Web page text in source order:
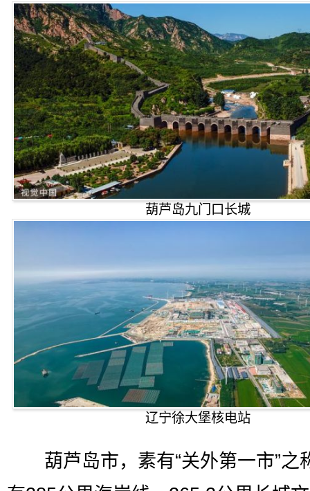
葫芦岛九门口长城
辽宁徐大堡核电站
葫芦岛市，素有“关外第一市”之